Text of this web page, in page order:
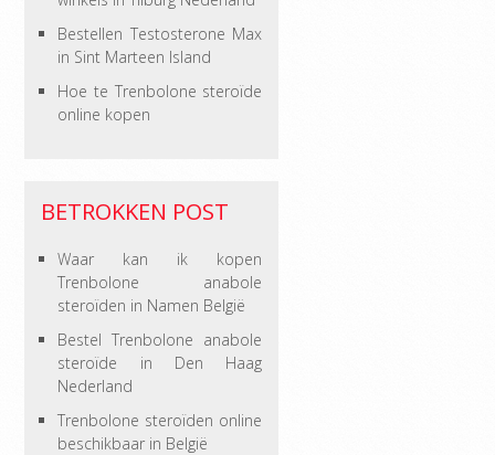
Bestellen Testosterone Max
in Sint Marteen Island
Hoe te Trenbolone steroïde
online kopen
BETROKKEN POST
Waar kan ik kopen
Trenbolone anabole
steroïden in Namen België
Bestel Trenbolone anabole
steroïde in Den Haag
Nederland
Trenbolone steroïden online
beschikbaar in België